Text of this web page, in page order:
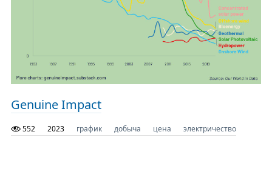
Genuine Impact
552 2023 график добыча цена электричество